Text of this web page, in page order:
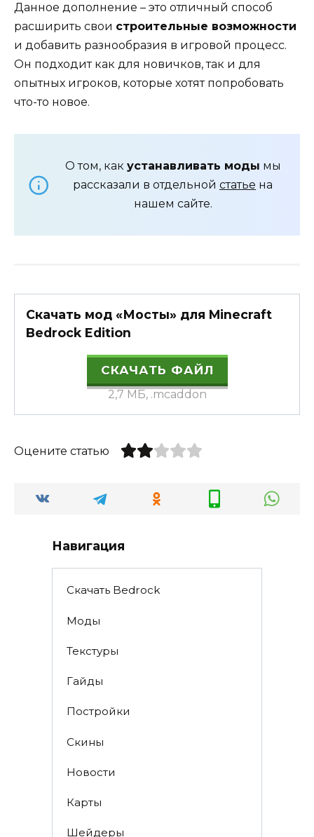
Данное дополнение – это отличный способ
расширить свои строительные возможности
и добавить разнообразия в игровой процесс.
Он подходит как для новичков, так и для
опытных игроков, которые хотят попробовать
что-то новое.
О том, как устанавливать моды мы
рассказали в отдельной статье на
нашем сайте.
Скачать мод «Мосты» для Minecraft
Bedrock Edition
СКАЧАТЬ ФАЙЛ
2,7 МБ, .mcaddon
Оцените статью
Навигация
Скачать Bedrock
Моды
Текстуры
Гайды
Постройки
Скины
Новости
Карты
Шейдеры